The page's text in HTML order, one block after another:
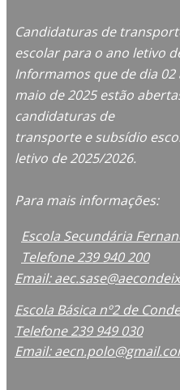
Candidaturas de
escolar para o ano letivo
Informamos que de dia 02
maio de 2025 estão
candidaturas de
transporte e subsídio
letivo de 2025/2026.
Para mais informações:
Escola Secundária
Telefone 239 940 200
Email:
Escola Básica nº2 de
Telefone 239 949 030
Email: